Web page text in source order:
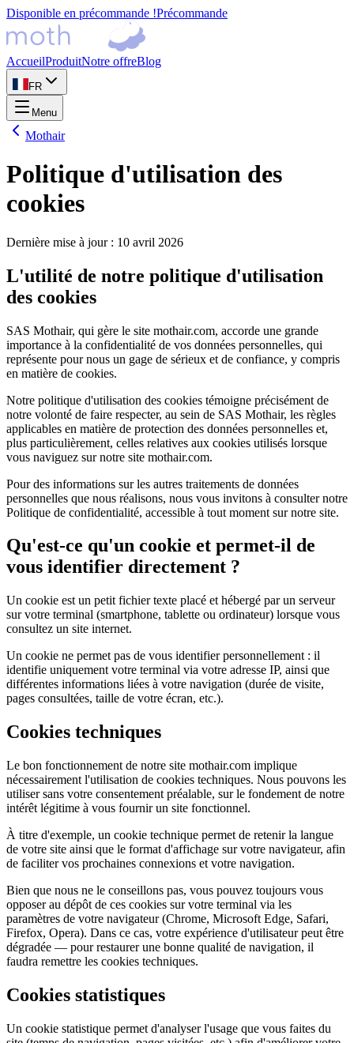
Disponible en précommande !Précommande
AccueilProduitNotre offreBlog
FR
Menu
Mothair
Politique d'utilisation des
cookies
Dernière mise à jour: 10 avril 2026
L'utilité de notre politique d'utilisation
des cookies
SAS Mothair, qui gère le site mothair.com, accorde une grande
importance à la confidentialité de vos données personnelles, qui
représente pour nous un gage de sérieux et de confiance, y compris
en matière de cookies.
Notre politique d'utilisation des cookies témoigne précisément de
notre volonté de faire respecter, au sein de SAS Mothair, les règles
applicables en matière de protection des données personnelles et,
plus particulièrement, celles relatives aux cookies utilisés lorsque
vous naviguez sur notre site mothair.com.
Pour des informations sur les autres traitements de données
personnelles que nous réalisons, nous vous invitons à consulter notre
Politique de confidentialité, accessible à tout moment sur notre site.
Qu'est-ce qu'un cookie et permet-il de
vous identifier directement ?
Un cookie est un petit fichier texte placé et hébergé par un serveur
sur votre terminal (smartphone, tablette ou ordinateur) lorsque vous
consultez un site internet.
Un cookie ne permet pas de vous identifier personnellement : il
identifie uniquement votre terminal via votre adresse IP, ainsi que
différentes informations liées à votre navigation (durée de visite,
pages consultées, taille de votre écran, etc.).
Cookies techniques
Le bon fonctionnement de notre site mothair.com implique
nécessairement l'utilisation de cookies techniques. Nous pouvons les
utiliser sans votre consentement préalable, sur le fondement de notre
intérêt légitime à vous fournir un site fonctionnel.
À titre d'exemple, un cookie technique permet de retenir la langue
de votre site ainsi que le format d'affichage sur votre navigateur, afin
de faciliter vos prochaines connexions et votre navigation.
Bien que nous ne le conseillons pas, vous pouvez toujours vous
opposer au dépôt de ces cookies sur votre terminal via les
paramètres de votre navigateur (Chrome, Microsoft Edge, Safari,
Firefox, Opera). Dans ce cas, votre expérience d'utilisateur peut être
dégradée — pour restaurer une bonne qualité de navigation, il
faudra remettre les cookies techniques.
Cookies statistiques
Un cookie statistique permet d'analyser l'usage que vous faites du